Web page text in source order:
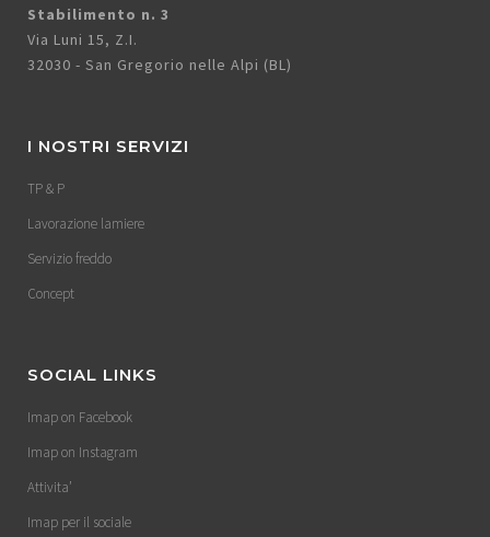
Stabilimento n. 3
Via Luni 15, Z.I.
32030 - San Gregorio nelle Alpi (BL)
I NOSTRI SERVIZI
TP & P
Lavorazione lamiere
Servizio freddo
Concept
SOCIAL LINKS
Imap on Facebook
Imap on Instagram
Attivita’
Imap per il sociale